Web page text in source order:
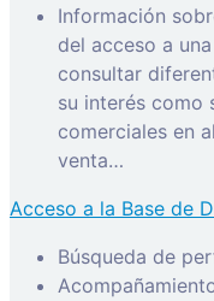
Información
del acceso a
consultar
su interés como
comerciales en
venta…
Acceso a la Base de
Búsqueda de